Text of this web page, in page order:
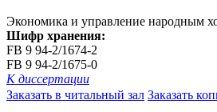
Экономика и управление народным
Шифр хранения:
FB 9 94-2/1674-2
FB 9 94-2/1675-0
К диссертации
Заказать в читальный зал Заказать